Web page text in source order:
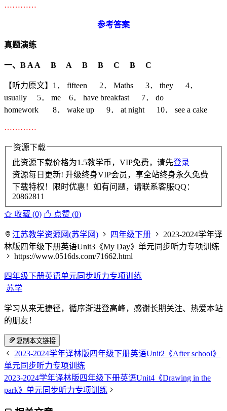
…………
参考答案
真题演练
一、B A A B A B B C B C
【听力原文】1． fifteen 2． Maths 3． they 4．
usually 5． me 6． have breakfast 7． do
homework 8． wake up 9． at night 10． see a cake
…………
资源下载
此资源下载价格为1.5教学币，VIP免费，请先登录
资源每日更新! 升级终身VIP会员，享全站终身永久免费
下载特权！限时优惠！如有问题，请联系客服QQ：
20862811
收藏 (0) 点赞 (0)
江苏教学资源网(苏学网) 四年级下册
2023-2024学年译
林版四年级下册英语Unit3《My Day》单元同步听力专项训练
https://www.0516ds.com/71662.html
四年级下册英语单元同步听力专项训练
苏学
学习从来无捷径，循序渐进登高峰，感谢长期关注、热爱本站
的朋友！
复制本文链接
2023-2024学年译林版四年级下册英语Unit2《After school》
单元同步听力专项训练
2023-2024学年译林版四年级下册英语Unit4《Drawing in the
park》单元同步听力专项训练